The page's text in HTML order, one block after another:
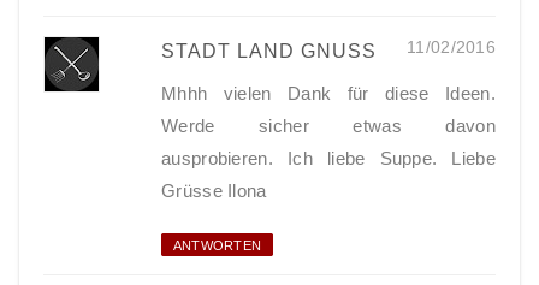
STADT LAND GNUSS 11/02/2016
Mhhh vielen Dank für diese Ideen.
Werde sicher etwas davon
ausprobieren. Ich liebe Suppe. Liebe
Grüsse Ilona
ANTWORTEN